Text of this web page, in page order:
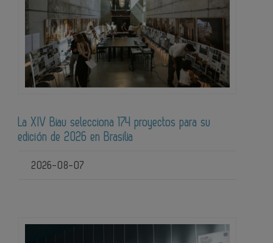
La XIV Biau selecciona 174 proyectos para su
edición de 2026 en Brasilia
2026-08-07